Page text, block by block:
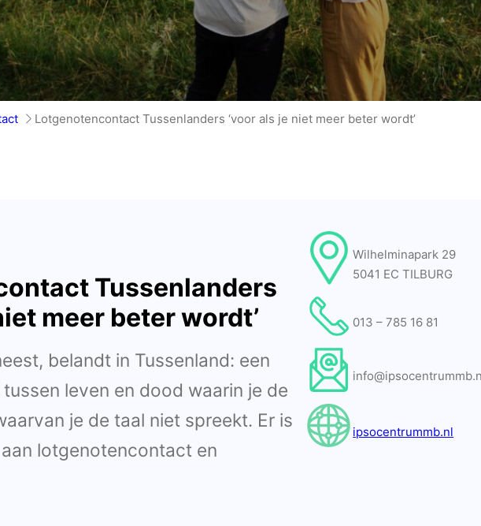
Lotgenotencontact Tussenlanders ‘voor als je niet meer beter wordt’
Tussenlanders
meer beter wordt’
belandt in Tussenland: een
leven en dood waarin je de
je de taal niet spreekt. Er is
lotgenotencontact en
Wilhelminapark 29
5041 EC TILBURG
013 – 785 16 81
ipsocentrummb.nl